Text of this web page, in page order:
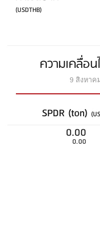
(USDTHB)
ความเคลื่อ
9 สิงหาค
SPDR (ton)
0.00
0.00